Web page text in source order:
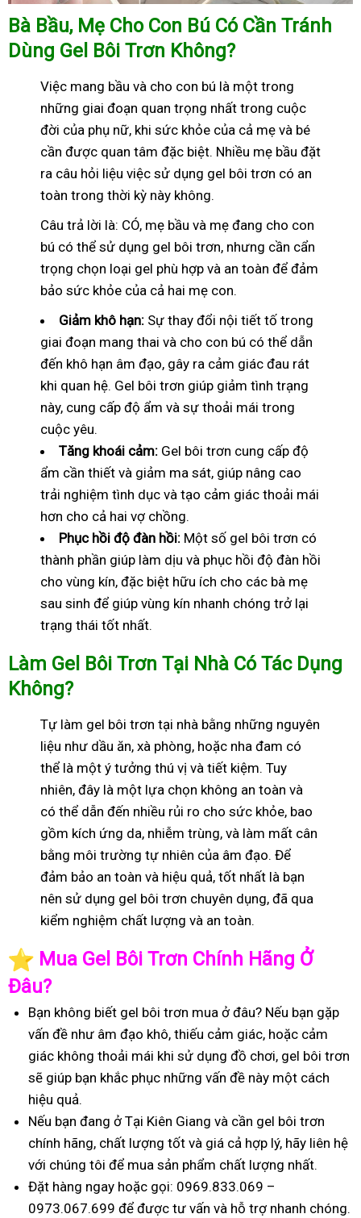
Bà Bầu, Mẹ Cho Con Bú Có Cần Tránh
Dùng Gel Bôi Trơn Không?
Việc mang bầu và cho con bú là một trong
những giai đoạn quan trọng nhất trong cuộc
đời của phụ nữ, khi sức khỏe của cả mẹ và bé
cần được quan tâm đặc biệt. Nhiều mẹ bầu đặt
ra câu hỏi liệu việc sử dụng gel bôi trơn có an
toàn trong thời kỳ này không.
Câu trả lời là: CÓ, mẹ bầu và mẹ đang cho con
bú có thể sử dụng gel bôi trơn, nhưng cần cẩn
trọng chọn loại gel phù hợp và an toàn để đảm
bảo sức khỏe của cả hai mẹ con.
Giảm khô hạn: Sự thay đổi nội tiết tố trong
giai đoạn mang thai và cho con bú có thể dẫn
đến khô hạn âm đạo, gây ra cảm giác đau rát
khi quan hệ. Gel bôi trơn giúp giảm tình trạng
này, cung cấp độ ẩm và sự thoải mái trong
cuộc yêu.
Tăng khoái cảm: Gel bôi trơn cung cấp độ
ẩm cần thiết và giảm ma sát, giúp nâng cao
trải nghiệm tình dục và tạo cảm giác thoải mái
hơn cho cả hai vợ chồng.
Phục hồi độ đàn hồi: Một số gel bôi trơn có
thành phần giúp làm dịu và phục hồi độ đàn hồi
cho vùng kín, đặc biệt hữu ích cho các bà mẹ
sau sinh để giúp vùng kín nhanh chóng trở lại
trạng thái tốt nhất.
Làm Gel Bôi Trơn Tại Nhà Có Tác Dụng
Không?
Tự làm gel bôi trơn tại nhà bằng những nguyên
liệu như dầu ăn, xà phòng, hoặc nha đam có
thể là một ý tưởng thú vị và tiết kiệm. Tuy
nhiên, đây là một lựa chọn không an toàn và
có thể dẫn đến nhiều rủi ro cho sức khỏe, bao
gồm kích ứng da, nhiễm trùng, và làm mất cân
bằng môi trường tự nhiên của âm đạo. Để
đảm bảo an toàn và hiệu quả, tốt nhất là bạn
nên sử dụng gel bôi trơn chuyên dụng, đã qua
kiểm nghiệm chất lượng và an toàn.
Mua Gel Bôi Trơn Chính Hãng Ở
Đâu?
Bạn không biết gel bôi trơn mua ở đâu? Nếu bạn gặp
vấn đề như âm đạo khô, thiếu cảm giác, hoặc cảm
giác không thoải mái khi sử dụng đồ chơi, gel bôi trơn
sẽ giúp bạn khắc phục những vấn đề này một cách
hiệu quả.
Nếu bạn đang ở Tại Kiên Giang và cần gel bôi trơn
chính hãng, chất lượng tốt và giá cả hợp lý, hãy liên hệ
với chúng tôi để mua sản phẩm chất lượng nhất.
Đặt hàng ngay hoặc gọi: 0969.833.069 –
0973.067.699 để được tư vấn và hỗ trợ nhanh chóng.